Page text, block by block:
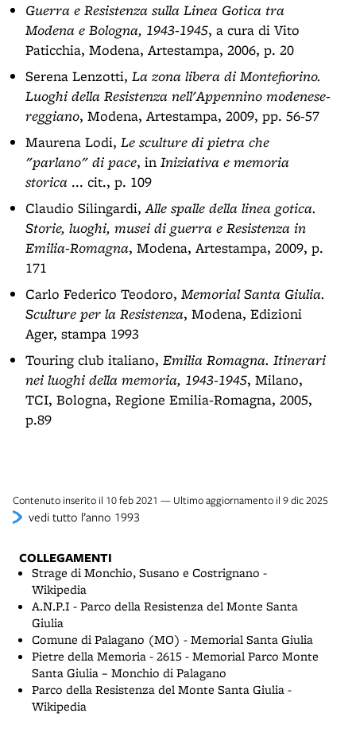
Guerra e Resistenza sulla Linea Gotica tra
Modena e Bologna, 1943-1945, a cura di Vito
Paticchia, Modena, Artestampa, 2006, p. 20
Serena Lenzotti, La zona libera di Montefiorino.
Luoghi della Resistenza nell'Appennino modenese-
reggiano, Modena, Artestampa, 2009, pp. 56-57
Maurena Lodi, Le sculture di pietra che
"parlano" di pace, in Iniziativa e memoria
storica ... cit., p. 109
Claudio Silingardi,Alle spalle della linea gotica.
Storie, luoghi, musei di guerra e Resistenza in
Emilia-Romagna, Modena, Artestampa, 2009, p.
171
Carlo Federico Teodoro, Memorial Santa Giulia.
Sculture per la Resistenza, Modena, Edizioni
Ager, stampa 1993
Touring club italiano, Emilia Romagna. Itinerari
nei luoghi della memoria, 1943-1945, Milano,
TCI, Bologna, Regione Emilia-Romagna, 2005,
p.89
Contenuto inserito il 10 feb 2021 — Ultimo aggiornamento il 9 dic 2025
vedi tutto l’anno 1993
COLLEGAMENTI
Strage di Monchio, Susano e Costrignano -
Wikipedia
A.N.P.I - Parco della Resistenza del Monte Santa
Giulia
Comune di Palagano (MO) - Memorial Santa Giulia
Pietre della Memoria - 2615 - Memorial Parco Monte
Santa Giulia – Monchio di Palagano
Parco della Resistenza del Monte Santa Giulia -
Wikipedia